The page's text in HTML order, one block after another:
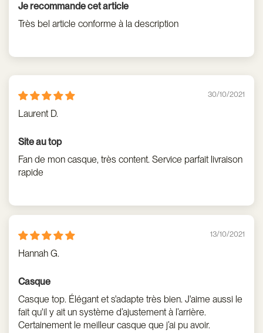
Je recommande cet article
Très bel article conforme à la description
30/10/2021
Laurent D.
Site au top
Fan de mon casque, très content. Service parfait livraison
rapide
13/10/2021
Hannah G.
Casque
Casque top. Élégant et s'adapte très bien. J'aime aussi le
fait qu'il y ait un système d’ajustement à l’arrière.
Certainement le meilleur casque que j’ai pu avoir.